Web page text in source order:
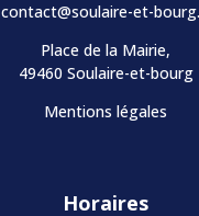
contact@soulaire-et-
Place de la Mairie,
49460 Soulaire-et-bourg
Mentions légales
Horaires